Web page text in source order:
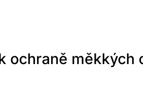
ochraně měkkých